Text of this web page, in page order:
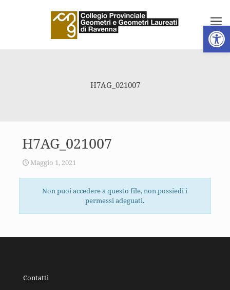
Apri
H7AG_021007
H7AG_021007
Maggio 1, 2021
Non puoi accedere a questo file, non possiedi i
permessi adeguati.
Contatti